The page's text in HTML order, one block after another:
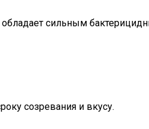
сильным
созревания и вкусу.